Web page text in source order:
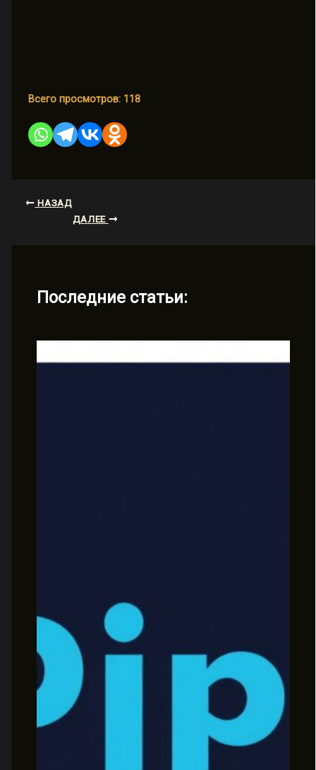
Всего просмотров: 118
НАЗАД
ДАЛЕЕ
Последние статьи: